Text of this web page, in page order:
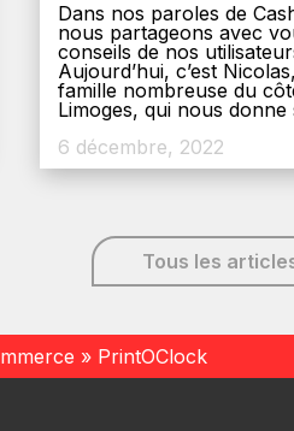
Dans nos paroles de
nous partageons avec
conseils de nos
Aujourd’hui, c’est
famille nombreuse du
Limoges, qui nous donne
6 décembre, 2022
Tous les
» PrintOClock